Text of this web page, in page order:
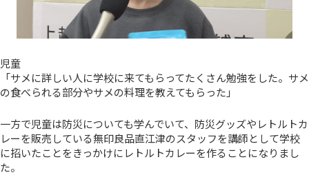
児童
「サメに詳しい人に学校に来てもらってたくさん勉強をした。サメ
の食べられる部分やサメの料理を教えてもらった」
一方で児童は防災についても学んでいて、防災グッズやレトルトカ
レーを販売している無印良品直江津のスタッフを講師として学校
に招いたことをきっかけにレトルトカレーを作ることになりまし
た。